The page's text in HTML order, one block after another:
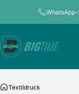
Bigtime.de
Textildruck